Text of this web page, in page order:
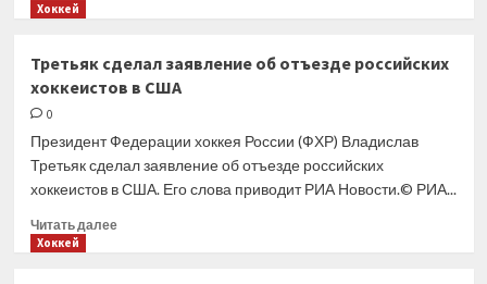
Барс»
сделал
предложения
Воронкову
и ещё
трём
Хоккей
Третьяк сделал заявление об отъезде российских
хоккеистов в США
0
Президент Федерации хоккея России (ФХР) Владислав
Третьяк сделал заявление об отъезде российских
хоккеистов в США. Его слова приводит РИА Новости.© РИА...
Читать далееПрочитать
Хоккей